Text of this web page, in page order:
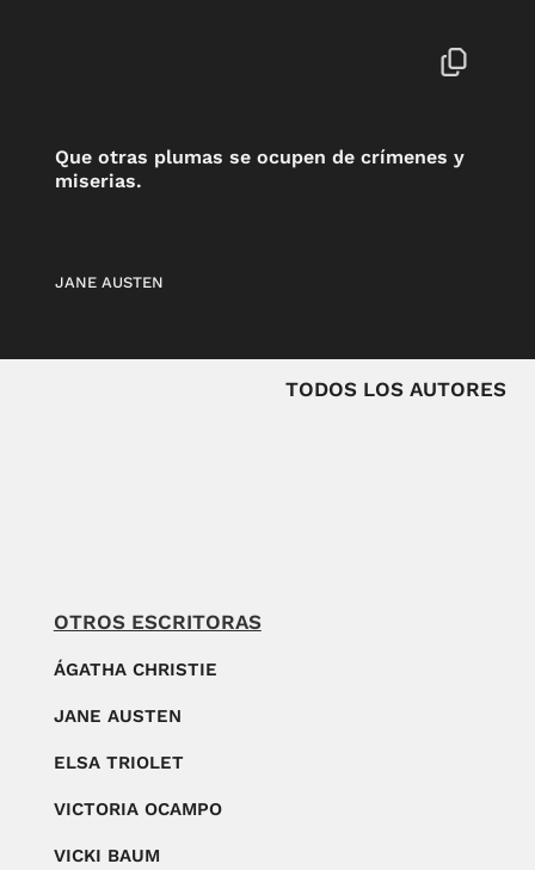
Que otras plumas se ocupen de crímenes y
miserias.
JANE AUSTEN
TODOS LOS AUTORES
OTROS ESCRITORAS
ÁGATHA CHRISTIE
JANE AUSTEN
ELSA TRIOLET
VICTORIA OCAMPO
VICKI BAUM